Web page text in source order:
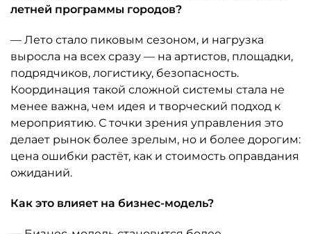
летней программы городов?
— Лето стало пиковым сезоном, и нагрузка
выросла на всех сразу — на артистов, площадки,
подрядчиков, логистику, безопасность.
Координация такой сложной системы стала не
менее важна, чем идея и творческий подход к
мероприятию. С точки зрения управления это
делает рынок более зрелым, но и более дорогим:
цена ошибки растёт, как и стоимость оправдания
ожиданий.
Как это влияет на бизнес-модель?